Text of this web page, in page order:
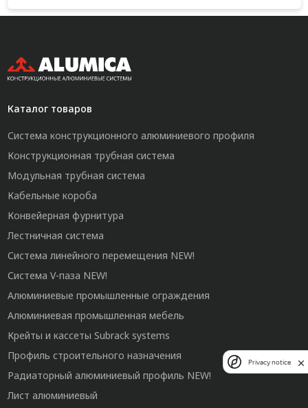
Каталог товаров
Система конструкционного алюминиевого профиля
Конструкционная трубная система
Модульная трубная система
Кабельные короба
Конвейерная фурнитура
Лестничная система
Система линейного перемещения NEW!
Система V-паза NEW!
Алюминиевые промышленные ограждения
Алюминиевая промышленная мебель
Крейты и кассеты Subrack systems
Профиль строительного назначения
Радиаторный алюминиевый профиль NEW!
Лист алюминиевый
Privacy notice